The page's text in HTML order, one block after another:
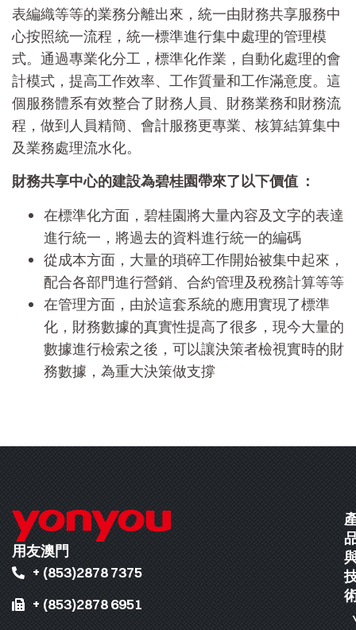
表編織等等的業務分離出來，統一由財務共享服務中
心按照統一流程，統一標準進行集中處理的管理模
式。通過專業化分工，標準化作業，自動化處理的會
計模式，提高工作效率、工作質量和工作滿意度。這
個服務體系有效整合了財務人員、財務業務和財務流
程，做到人員精簡、會計服務更專業、核算結算集中
及業務處理流水化。
財務共享中心的建設為碧桂園帶來了以下價值 ：
在標準化方面，碧桂園將大量內容及文字的表達
進行統一，將過去的資料進行統一的編碼
從成本方面，大量的瑣碎工作開始被集中起來，
配合各部門進行營銷、合約管理及稅務計算等等
在管理方面，由於這套系統的應用實現了標準
化，財務數據的真實性提高了很多，現今大量的
數據進行檢索之後，可以讓決策者檢視實時的財
務數據，為重大決策做支撐
用友澳門
+ (853)2878 7375
+ (853)2878 6951